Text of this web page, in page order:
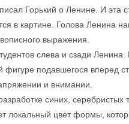
Горький о Ленине. И эта
в картине. Голова Ленина
выражения.
слева и сзади
подавшегося вперед
и внимании.
синих,
локальный цвет формы,